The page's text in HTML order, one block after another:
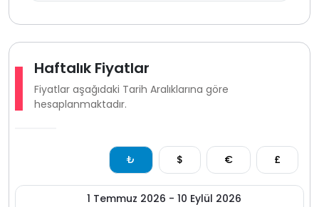
mevsim konaklama imkaanıyla bu villa huzurlu ve
ayrıcalıklı bir tatil planlayan misafirler için güçlü bir
Not:Villamızda kahvaltı mevcuttur.Kahvaltı 6 kişi için
400 TL olarak fiyatlanacaktir
Haftalık Fiyatlar
Fiyatlar aşağıdaki Tarih Aralıklarına göre
hesaplanmaktadır.
₺ $ € £
1 Temmuz 2026 - 10 Eylül 2026